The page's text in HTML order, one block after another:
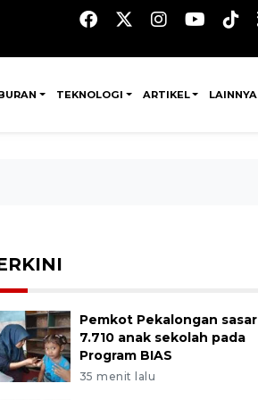
TEKNOLOGI ARTIKEL LAINNYA
Pemkot Pekalongan sasar
7.710 anak sekolah pada
Program BIAS
35 menit lalu